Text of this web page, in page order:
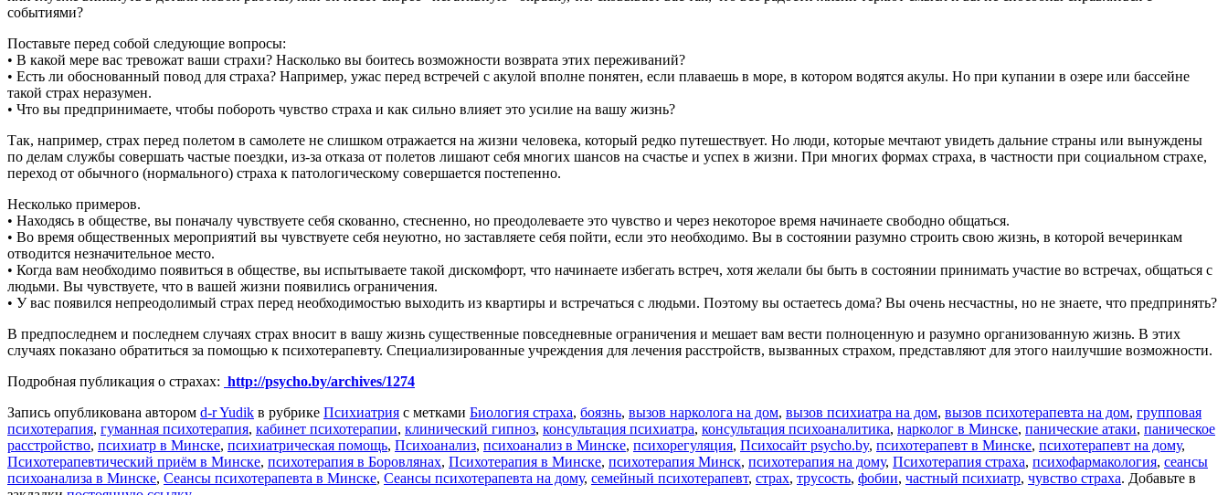
событиями?
Поставьте перед собой следующие вопросы:
• В какой мере вас тревожат ваши страхи? Насколько вы боитесь возможности возврата этих переживаний?
• Есть ли обоснованный повод для страха? Например, ужас перед встречей с акулой вполне понятен, если плаваешь в море, в котором водятся акулы. Но при купании в озере или бассейне
такой страх неразумен.
• Что вы предпринимаете, чтобы побороть чувство страха и как сильно влияет это усилие на вашу жизнь?
Так, например, страх перед полетом в самолете не слишком отражается на жизни человека, который редко путешествует. Но люди, которые мечтают увидеть дальние страны или вынуждены
по делам службы совершать частые поездки, из-за отказа от полетов лишают себя многих шансов на счастье и успех в жизни. При многих формах страха, в частности при социальном страхе,
переход от обычного (нормального) страха к патологическому совершается постепенно.
Несколько примеров.
• Находясь в обществе, вы поначалу чувствуете себя скованно, стесненно, но преодолеваете это чувство и через некоторое время начинаете свободно общаться.
• Во время общественных мероприятий вы чувствуете себя неуютно, но заставляете себя пойти, если это необходимо. Вы в состоянии разумно строить свою жизнь, в которой вечеринкам
отводится незначительное место.
• Когда вам необходимо появиться в обществе, вы испытываете такой дискомфорт, что начинаете избегать встреч, хотя желали бы быть в состоянии принимать участие во встречах, общаться с
людьми. Вы чувствуете, что в вашей жизни появились ограничения.
• У вас появился непреодолимый страх перед необходимостью выходить из квартиры и встречаться с людьми. Поэтому вы остаетесь дома? Вы очень несчастны, но не знаете, что предпринять?
В предпоследнем и последнем случаях страх вносит в вашу жизнь существенные повседневные ограничения и мешает вам вести полноценную и разумно организованную жизнь. В этих
случаях показано обратиться за помощью к психотерапевту. Специализированные учреждения для лечения расстройств, вызванных страхом, представляют для этого наилучшие возможности.
Подробная публикация о страхах: http://psycho.by/archives/1274
Запись опубликована автором d-r Yudik в рубрике Психиатрия с метками Биология страха, боязнь, вызов нарколога на дом, вызов психиатра на дом, вызов психотерапевта на дом, групповая
психотерапия, гуманная психотерапия, кабинет психотерапии, клинический гипноз, консультация психиатра, консультация психоаналитика, нарколог в Минске, панические атаки, паническое
расстройство, психиатр в Минске, психиатрическая помощь, Психоанализ, психоанализ в Минске, психорегуляция, Психосайт psycho.by, психотерапевт в Минске, психотерапевт на дому,
Психотерапевтический приём в Минске, психотерапия в Боровлянах, Психотерапия в Минске, психотерапия Минск, психотерапия на дому, Психотерапия страха, психофармакология, сеансы
психоанализа в Минске, Сеансы психотерапевта в Минске, Сеансы психотерапевта на дому, семейный психотерапевт, страх, трусость, фобии, частный психиатр, чувство страха. Добавьте в